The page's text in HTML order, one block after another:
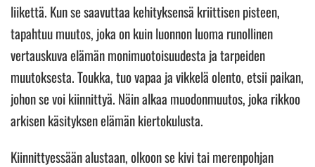
liikettä. Kun se saavuttaa kehityksensä kriittisen pisteen,
tapahtuu muutos, joka on kuin luonnon luoma runollinen
vertauskuva elämän monimuotoisuudesta ja tarpeiden
muutoksesta. Toukka, tuo vapaa ja vikkelä olento, etsii paikan,
johon se voi kiinnittyä. Näin alkaa muodonmuutos, joka rikkoo
arkisen käsityksen elämän kiertokulusta.
Kiinnittyessään alustaan, olkoon se kivi tai merenpohjan